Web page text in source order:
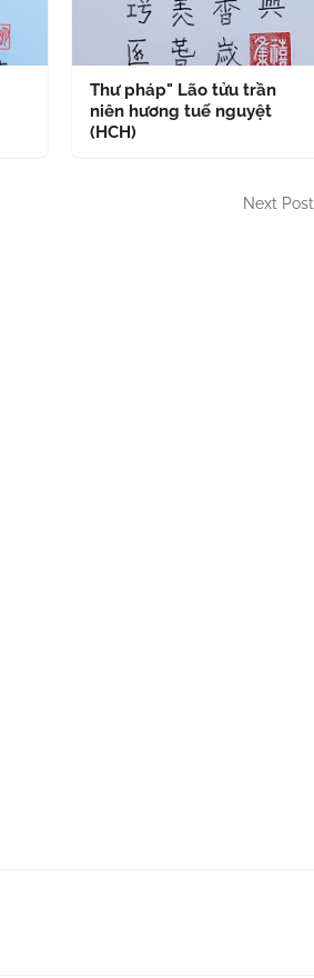
Thư pháp" Lão tửu trần
niên hương tuế nguyệt
(HCH)
Next Post